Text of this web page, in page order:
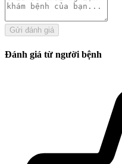
Gửi đánh giá
Đánh giá từ người bệnh